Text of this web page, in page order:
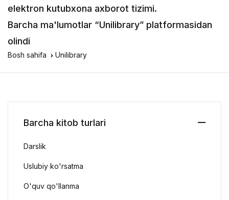
elektron kutubxona axborot tizimi.
Barcha ma'lumotlar “Unilibrary” platformasidan
olindi
Bosh sahifa Unilibrary
Barcha kitob turlari
Darslik
Uslubiy ko'rsatma
O'quv qo'llanma